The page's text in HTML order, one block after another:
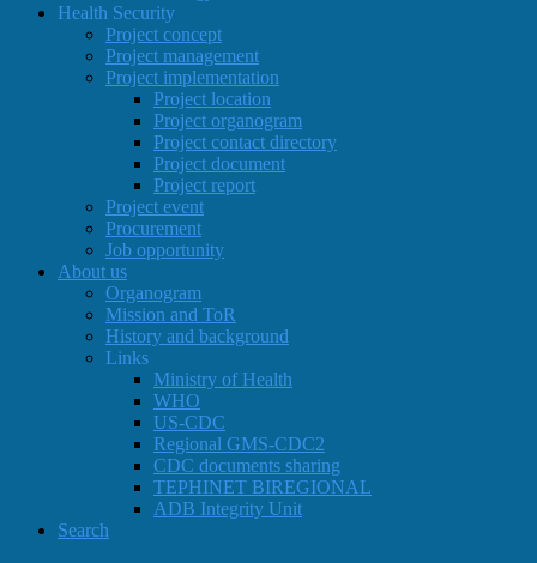
Health Security
Project concept
Project management
Project implementation
Project location
Project organogram
Project contact directory
Project document
Project report
Project event
Procurement
Job opportunity
About us
Organogram
Mission and ToR
History and background
Links
Ministry of Health
WHO
US-CDC
Regional GMS-CDC2
CDC documents sharing
TEPHINET BIREGIONAL
ADB Integrity Unit
Search